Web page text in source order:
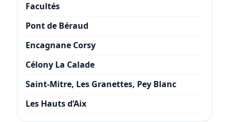
Facultés
Pont de Béraud
Encagnane Corsy
Célony La Calade
Saint-Mitre, Les Granettes, Pey Blanc
Les Hauts d’Aix